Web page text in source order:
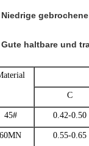
Niedrige
Gute haltbare und
C
45# 0.42-0.50
60MN 0.55-0.65